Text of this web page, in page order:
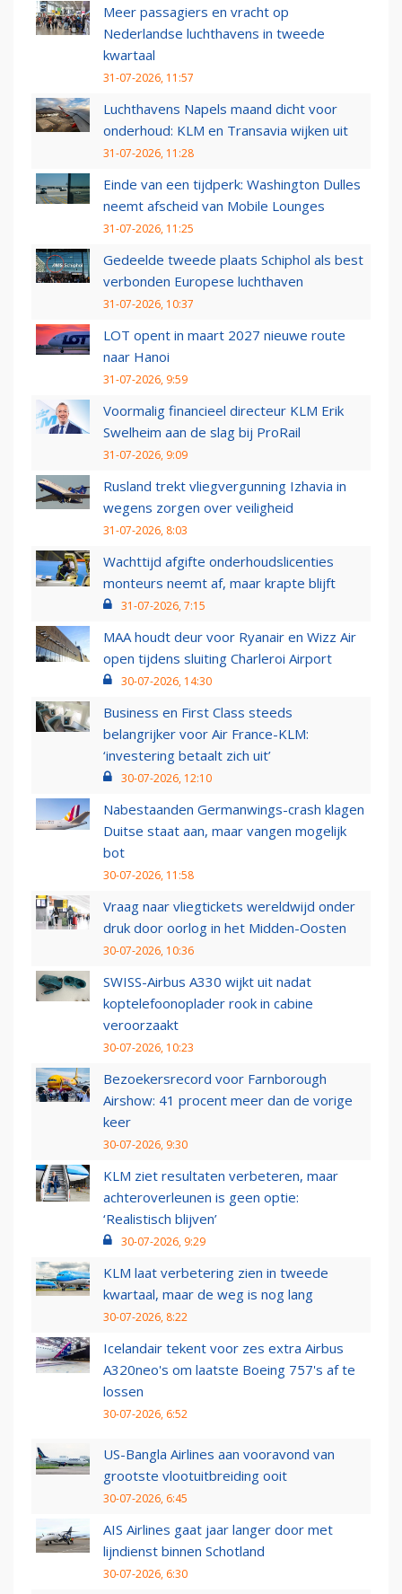
Meer passagiers en vracht op
Nederlandse luchthavens in tweede
kwartaal
31-07-2026, 11:57
Luchthavens Napels maand dicht voor
onderhoud: KLM en Transavia wijken uit
31-07-2026, 11:28
Einde van een tijdperk: Washington Dulles
neemt afscheid van Mobile Lounges
31-07-2026, 11:25
Gedeelde tweede plaats Schiphol als best
verbonden Europese luchthaven
31-07-2026, 10:37
LOT opent in maart 2027 nieuwe route
naar Hanoi
31-07-2026, 9:59
Voormalig financieel directeur KLM Erik
Swelheim aan de slag bij ProRail
31-07-2026, 9:09
Rusland trekt vliegvergunning Izhavia in
wegens zorgen over veiligheid
31-07-2026, 8:03
Wachttijd afgifte onderhoudslicenties
monteurs neemt af, maar krapte blijft
31-07-2026, 7:15
MAA houdt deur voor Ryanair en Wizz Air
open tijdens sluiting Charleroi Airport
30-07-2026, 14:30
Business en First Class steeds
belangrijker voor Air France-KLM:
‘investering betaalt zich uit’
30-07-2026, 12:10
Nabestaanden Germanwings-crash klagen
Duitse staat aan, maar vangen mogelijk
bot
30-07-2026, 11:58
Vraag naar vliegtickets wereldwijd onder
druk door oorlog in het Midden-Oosten
30-07-2026, 10:36
SWISS-Airbus A330 wijkt uit nadat
koptelefoonoplader rook in cabine
veroorzaakt
30-07-2026, 10:23
Bezoekersrecord voor Farnborough
Airshow: 41 procent meer dan de vorige
keer
30-07-2026, 9:30
KLM ziet resultaten verbeteren, maar
achteroverleunen is geen optie:
‘Realistisch blijven’
30-07-2026, 9:29
KLM laat verbetering zien in tweede
kwartaal, maar de weg is nog lang
30-07-2026, 8:22
Icelandair tekent voor zes extra Airbus
A320neo's om laatste Boeing 757's af te
lossen
30-07-2026, 6:52
US-Bangla Airlines aan vooravond van
grootste vlootuitbreiding ooit
30-07-2026, 6:45
AIS Airlines gaat jaar langer door met
lijndienst binnen Schotland
30-07-2026, 6:30